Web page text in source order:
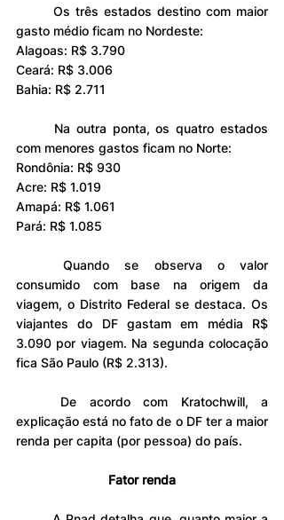
gasto médio ficam no Nordeste:
Alagoas: R$ 3.790
Ceará: R$ 3.006
Bahia: R$ 2.711
com menores gastos ficam no Norte:
Rondônia: R$ 930
Acre: R$ 1.019
Amapá: R$ 1.061
Pará: R$ 1.085
	Quando se observa o valor
consumido com base na origem da
viagem, o Distrito Federal se destaca. Os
viajantes do DF gastam em média R$
3.090 por viagem. Na segunda colocação
fica São Paulo (R$ 2.313).
explicação está no fato de o DF ter a maior
renda per capita (por pessoa) do país.
Fator renda